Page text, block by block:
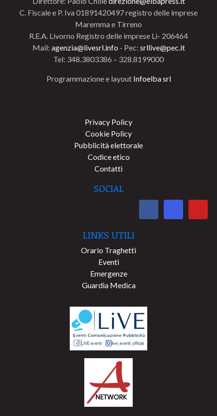
C. Fiscale e P. Iva 01891420497 registro delle imprese
Maremma e Tirreno
R.E.A. Livorno Registro delle imprese Li- 206464
Mail: agenzia@livesrl.info - Pec: srllive@pec.it
Tel: 348.3803386 – 328.8199000
Programmazione e layout Infoelba srl
Privacy Policy
Cookie Policy
Pubblicità elettorale
Codice etico
Contatti
SOCIAL
LINKS UTILI
Orario Traghetti
Eventi
Emergenze
Guardia Medica